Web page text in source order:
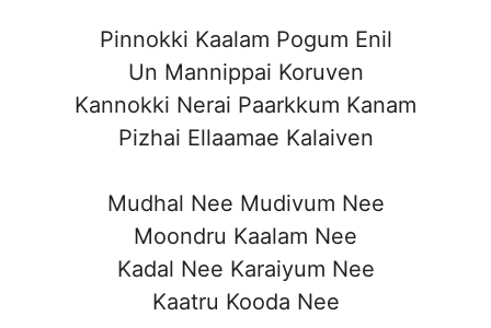
Pinnokki Kaalam Pogum Enil
Un Mannippai Koruven
Kannokki Nerai Paarkkum Kanam
Pizhai Ellaamae Kalaiven
Mudhal Nee Mudivum Nee
Moondru Kaalam Nee
Kadal Nee Karaiyum Nee
Kaatru Kooda Nee